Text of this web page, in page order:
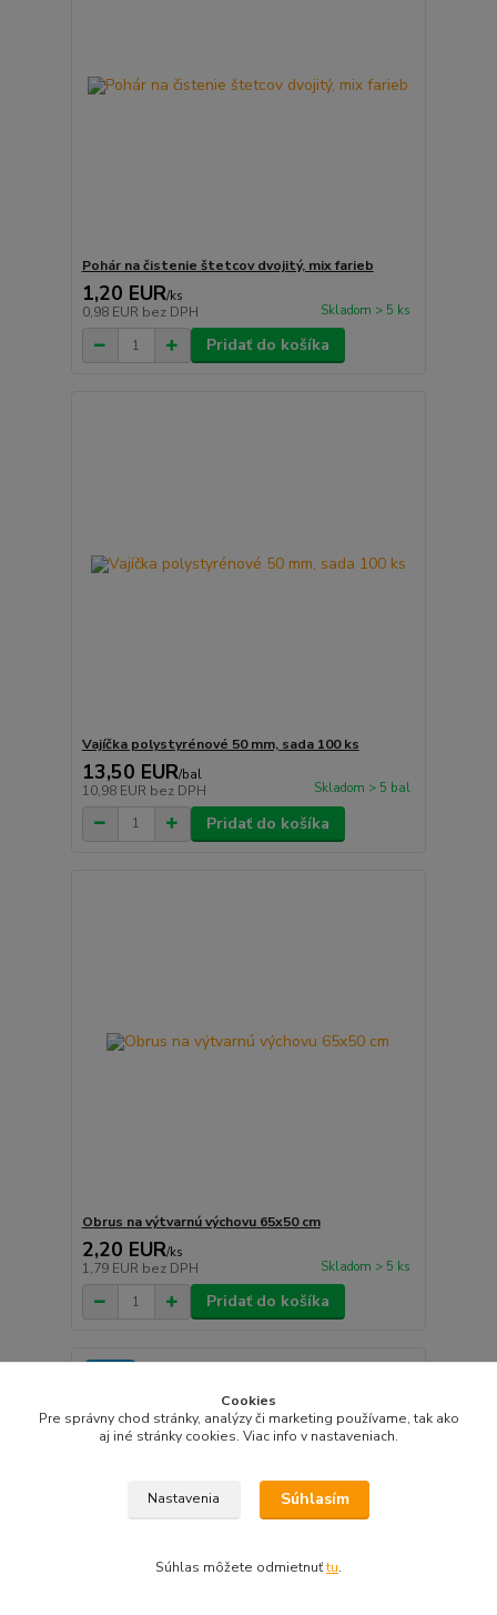
Pohár na čistenie štetcov dvojitý, mix farieb
1,20 EUR/ks
0,98 EUR bez DPH Skladom > 5 ks
Pridať do košíka
Vajíčka polystyrénové 50 mm, sada 100 ks
13,50 EUR/bal
10,98 EUR bez DPH Skladom > 5 bal
Pridať do košíka
Obrus na výtvarnú výchovu 65x50 cm
2,20 EUR/ks
1,79 EUR bez DPH Skladom > 5 ks
Pridať do košíka
Novinka
Cookies
Pre správny chod stránky, analýzy či marketing používame, tak ako
aj iné stránky cookies. Viac info v nastaveniach.
Nastavenia Súhlasím
Súhlas môžete odmietnuťtu.